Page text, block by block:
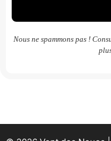
Nous ne spammons pas !